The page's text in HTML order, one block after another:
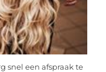
snel een afspraak te